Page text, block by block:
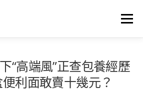
選單
“高端風”正查包養經歷
利面敢賣十幾元？